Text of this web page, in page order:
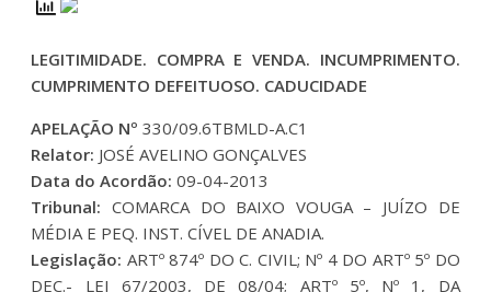
LEGITIMIDADE. COMPRA E VENDA. INCUMPRIMENTO.
CUMPRIMENTO DEFEITUOSO. CADUCIDADE
APELAÇÃO Nº330/09.6TBMLD-A.C1
Relator: JOSÉ AVELINO GONÇALVES
Data do Acordão: 09-04-2013
Tribunal: COMARCA DO BAIXO VOUGA – JUÍZO DE
MÉDIA E PEQ. INST. CÍVEL DE ANADIA.
Legislação: ARTº 874º DO C. CIVIL; Nº 4 DO ARTº 5º DO
DEC.- LEI 67/2003, DE 08/04; ARTº 5º, Nº 1, DA